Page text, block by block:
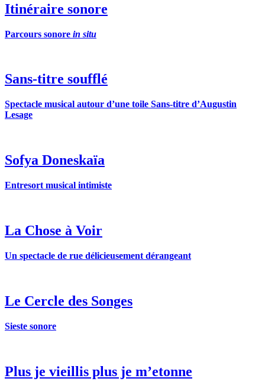
Itinéraire sonore
Parcours sonore in situ
Sans-titre soufflé
Spectacle musical autour d’une toile Sans-titre d’Augustin
Lesage
Sofya Doneskaïa
Entresort musical intimiste
La Chose à Voir
Un spectacle de rue délicieusement dérangeant
Le Cercle des Songes
Sieste sonore
Plus je vieillis plus je m’etonne